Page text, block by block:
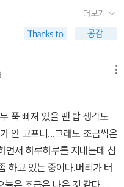
신주머니를 안지 않았어. 나는
아니야. 나는 그저 집으로 돌
꽃을 보면 어머니한테 여쭈
지 않아.’ 《그리게 된 이상
천천히 걸으며 새바라기에
래 신주머니를 왕창 안은
신주머니를 팽개치거나 바닥
이야기를 떠올린다. 새는 나
보며 무엇보다도 내 마음을
워하거나 싫어할 까닭이 없
다 하토코 글·후쿠다 이와오
신기한 식물일기》(크리스
석희 옮김, 미래사, 1994.1
#ChristinaBjork #
란놀(최종규). 낱말책을 쓴
, 《새로 쓰는 말밑 꾸러미 사
운 말이 평화》, 《곁말》, 《책
골에서 살림 짓는 즐거움》,
들 삶을 아이 눈빛으로 담아
발가락 #JuBeltenen #Rita
는 말밑 꾸러미 사전》, 《미래
음 따라 걷다가 작은책집을
》, 《곁말》, 《책숲마실》,
짓는 즐거움》, 《이오덕 마
스레 누워서 앓는다. 저녁에
다. 왼옆구리는 거의 풀렸다.
다. 《두 친구 이야기》를 오
하다가 내려놓는다. 줄거
짝이고, 차근차근 짚으면서
볼 만하다. 아프고 힘든 아
본다. 그런데 시골이나 들숲
는 사람한테는 ‘또다른 연
보다는 생채기와 멍울로 기
온 이 책은 “멍”이나 “푸른
더보기
푹 빠져 있을 땐 밥 생각도
안 고프니...그래도 조금씩은
면서 하루하루를 지내는데 삼
하고 있는 중이다.머리가 터
은 조금은 나은 것 같다.정